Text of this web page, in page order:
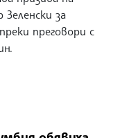
за
преговори с